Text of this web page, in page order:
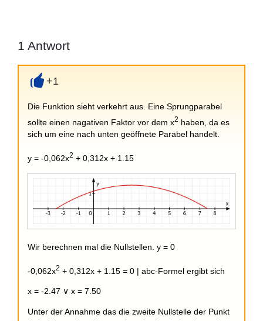
1 Antwort
+1
Die Funktion sieht verkehrt aus. Eine Sprungparabel
sollte einen nagativen Faktor vor dem x2 haben, da es
sich um eine nach unten geöffnete Parabel handelt.
y = -0,062x2 + 0,312x + 1.15
Wir berechnen mal die Nullstellen. y = 0
-0,062x2 + 0,312x + 1.15 = 0 | abc-Formel ergibt sich
x = -2.47 ∨ x = 7.50
Unter der Annahme das die zweite Nullstelle der Punkt